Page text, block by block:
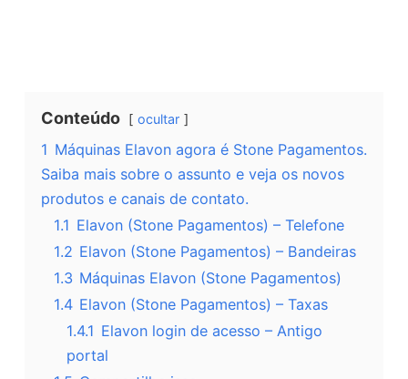
Conteúdo ocultar
1 Máquinas Elavon agora é Stone Pagamentos.
Saiba mais sobre o assunto e veja os novos
produtos e canais de contato.
1.1 Elavon (Stone Pagamentos) – Telefone
1.2 Elavon (Stone Pagamentos) – Bandeiras
1.3 Máquinas Elavon (Stone Pagamentos)
1.4 Elavon (Stone Pagamentos) – Taxas
1.4.1 Elavon login de acesso – Antigo
portal